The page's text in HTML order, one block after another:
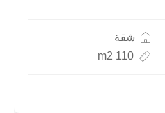
شقة
110 m2